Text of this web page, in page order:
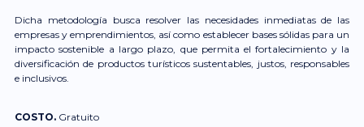
Dicha metodología busca resolver las necesidades inmediatas de las
empresas y emprendimientos, así como establecer bases sólidas para un
impacto sostenible a largo plazo, que permita el fortalecimiento y la
diversificación de productos turísticos sustentables, justos, responsables
e inclusivos.
COSTO. Gratuito